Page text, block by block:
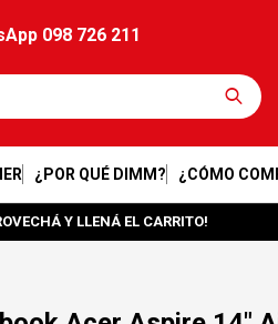
098 726 211
¿POR QUÉ DIMM? ¿CÓMO
Y LLENÁ EL CARRITO!